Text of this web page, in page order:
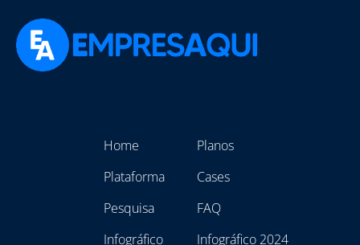
Home
Plataforma
Pesquisa
Infográfico
Planos
Cases
FAQ
Infográfico 2024